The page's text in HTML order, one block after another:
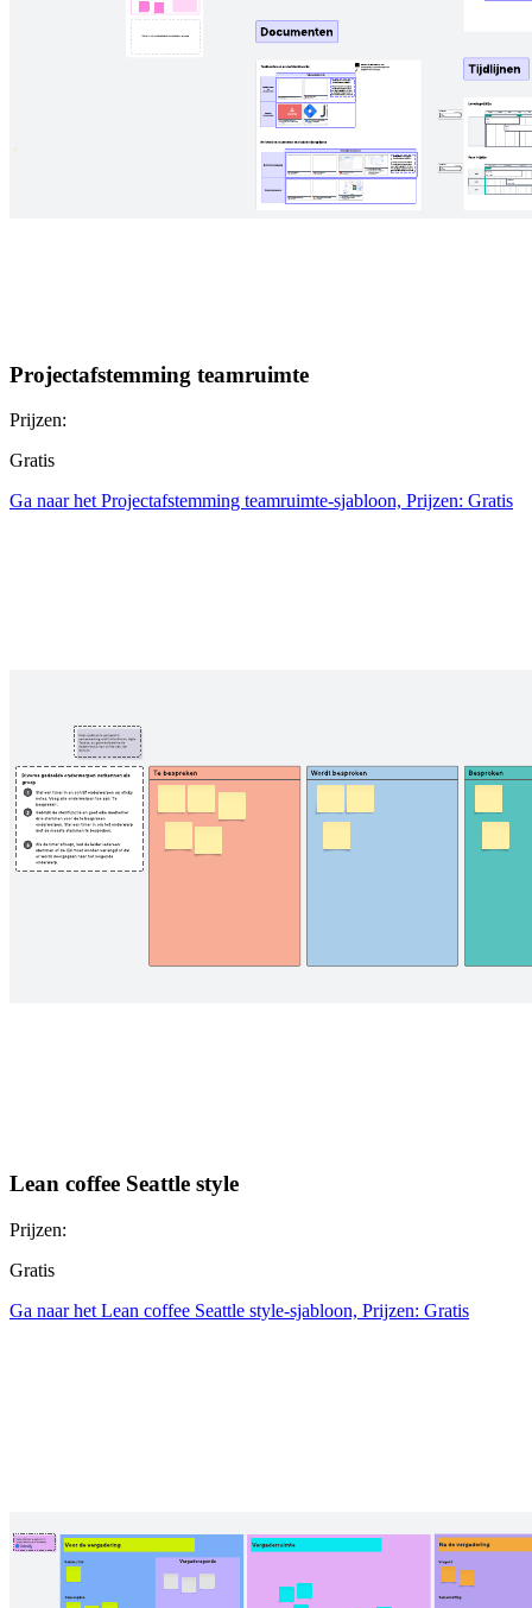
Projectafstemming teamruimte
Prijzen:
Gratis
Ga naar het Projectafstemming teamruimte-sjabloon, Prijzen: Gratis
Lean coffee Seattle style
Prijzen:
Gratis
Ga naar het Lean coffee Seattle style-sjabloon, Prijzen: Gratis